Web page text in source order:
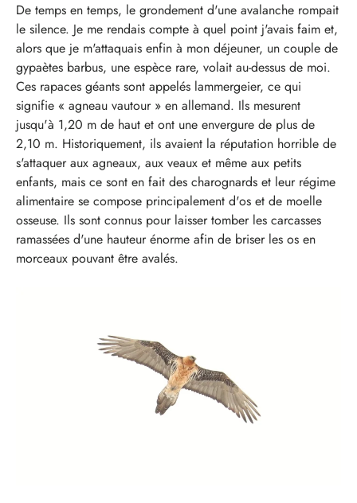
De temps en temps, le grondement d'une avalanche rompait
le silence. Je me rendais compte à quel point j'avais faim et,
alors que je m'attaquais enfin à mon déjeuner, un couple de
gypaètes barbus, une espèce rare, volait au-dessus de moi.
Ces rapaces géants sont appelés lammergeier, ce qui
signifie « agneau vautour » en allemand. Ils mesurent
jusqu'à 1,20 m de haut et ont une envergure de plus de
2,10 m. Historiquement, ils avaient la réputation horrible de
s'attaquer aux agneaux, aux veaux et même aux petits
enfants, mais ce sont en fait des charognards et leur régime
alimentaire se compose principalement d'os et de moelle
osseuse. Ils sont connus pour laisser tomber les carcasses
ramassées d'une hauteur énorme afin de briser les os en
morceaux pouvant être avalés.